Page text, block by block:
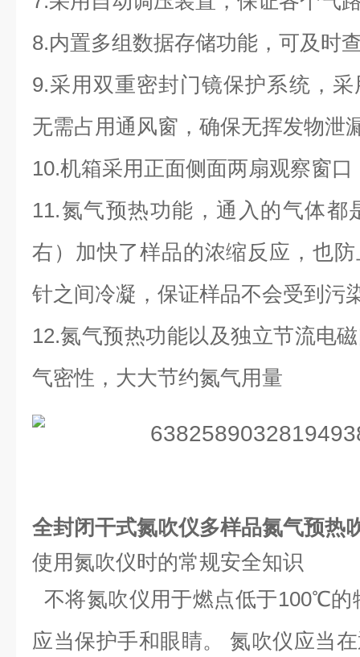
8.内置多组数据存储功能，可及时
9.采用双重密封门镜保护系统，
无需占用通风窗，确保无挥发物泄
10.机箱采用正面侧面两扇观察窗
11.氮气预热功能，通入的气体都
右）加快了样品的浓缩反应，也
针之间冷凝，保证样品不会受到污
12.氮气预热功能以及独立节流电
气密性，大大节约氮气用量
全封闭干式氮吹仪多样品氮气预热
使用氮吹仪时的常规安全知识
不将氮吹仪用于燃点低于100℃的
应当保护手和眼睛。 氮吹仪应当